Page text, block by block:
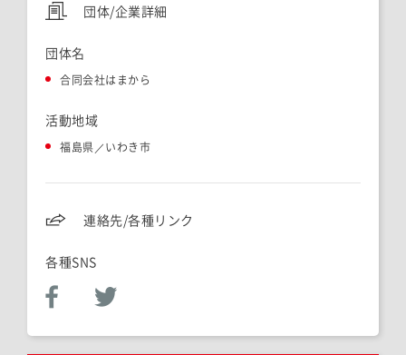
団体/企業詳細
団体名
合同会社はまから
活動地域
福島県／いわき市
連絡先/各種リンク
各種SNS